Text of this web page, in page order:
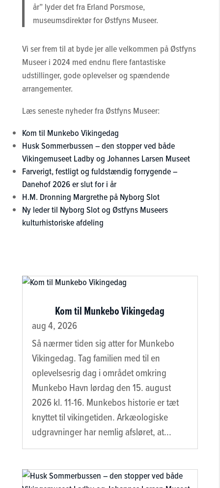
år” lyder det fra Erland Porsmose,
museumsdirektør for Østfyns Museer.
Vi ser frem til at byde jer alle velkommen på Østfyns
Museer i 2024 med endnu flere fantastiske
udstillinger, gode oplevelser og spændende
arrangementer.
Læs seneste nyheder fra Østfyns Museer:
Kom til Munkebo Vikingedag
Husk Sommerbussen – den stopper ved både
Vikingemuseet Ladby og Johannes Larsen Museet
Farverigt, festligt og fuldstændig forrygende –
Danehof 2026 er slut for i år
H.M. Dronning Margrethe på Nyborg Slot
Ny leder til Nyborg Slot og Østfyns Museers
kulturhistoriske afdeling
Kom til Munkebo Vikingedag
aug 4, 2026
Så nærmer tiden sig atter for Munkebo
Vikingedag. Tag familien med til en
oplevelsesrig dag i området omkring
Munkebo Havn lørdag den 15. august
2026 kl. 11-16. Munkebos historie er tæt
knyttet til vikingetiden. Arkæologiske
udgravninger har nemlig afsløret, at...